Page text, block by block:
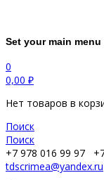
Set your main menu
0
0,00 ₽
Нет товаров в
Поиск
Поиск
+7 978 016 99 97
tdscrimea@yandex.ru